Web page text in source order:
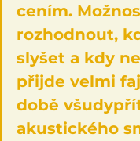
cením.
rozhodnout,
slyšet a kdy
přijde velmi
době
akustického